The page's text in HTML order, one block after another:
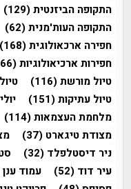
התקופה הביזנטית(129)
התקופה העות'מנית(62)
חפירה ארכאולוגית(168)
חפירות ארכיאולוגיות(166)
טיול מורשת(116)
טיול עתיקות(151)
מלחמת העצמאות(114)
מצודת טיגארט (37)
ניר דיסטלפלד (32)
עיר דוד (52) עמוד ענן